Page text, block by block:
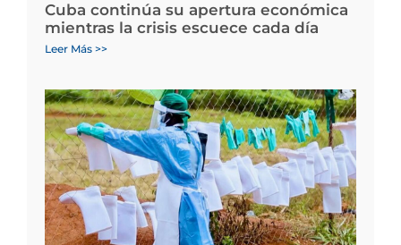
Cuba continúa su apertura económica
mientras la crisis escuece cada día
Leer Más >>